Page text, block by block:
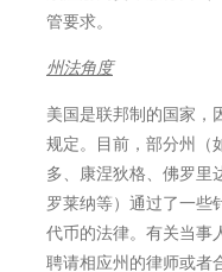
管要求。
州法角度
美国是联邦制的国家，
规定。目前，部分州（
多、康涅狄格、佛罗里
罗莱纳等）通过了一些
代币的法律。有关当事
聘请相应州的律师或者